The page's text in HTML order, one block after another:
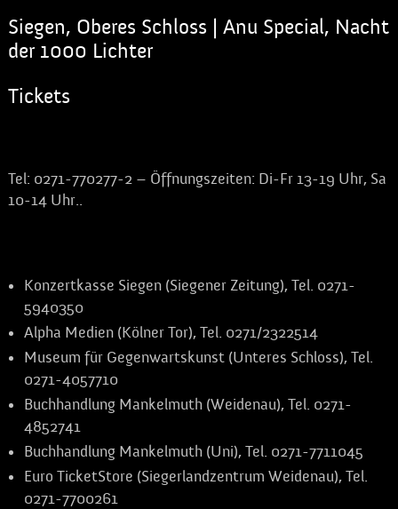
Siegen, Oberes Schloss | Anu Special, Nacht
der 1000 Lichter
Tickets
Tel: 0271-770277-2 – Öffnungszeiten: Di-Fr 13-19 Uhr, Sa
10-14 Uhr..
Konzertkasse Siegen (Siegener Zeitung), Tel. 0271-
5940350
Alpha Medien (Kölner Tor), Tel. 0271/2322514
Museum für Gegenwartskunst (Unteres Schloss), Tel.
0271-4057710
Buchhandlung Mankelmuth (Weidenau), Tel. 0271-
4852741
Buchhandlung Mankelmuth (Uni), Tel. 0271-7711045
Euro TicketStore (Siegerlandzentrum Weidenau), Tel.
0271-7700261